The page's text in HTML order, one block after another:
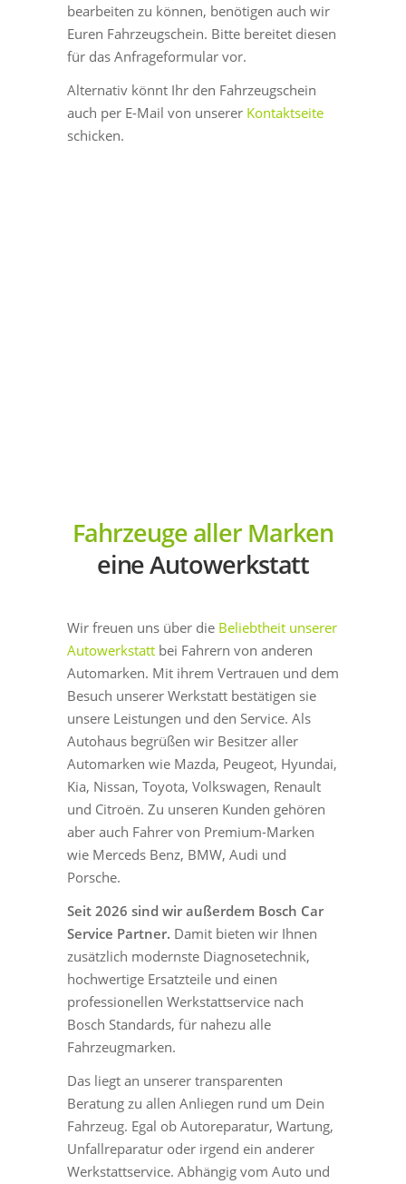
bearbeiten zu können, benötigen auch wir
Euren Fahrzeugschein. Bitte bereitet diesen
für das Anfrageformular vor.
Alternativ könnt Ihr den Fahrzeugschein
auch per E-Mail von unserer Kontaktseite
schicken.
Fahrzeuge aller Marken
eine Autowerkstatt
Wir freuen uns über die Beliebtheit unserer
Autowerkstatt bei Fahrern von anderen
Automarken. Mit ihrem Vertrauen und dem
Besuch unserer Werkstatt bestätigen sie
unsere Leistungen und den Service. Als
Autohaus begrüßen wir Besitzer aller
Automarken wie Mazda, Peugeot, Hyundai,
Kia, Nissan, Toyota, Volkswagen, Renault
und Citroën. Zu unseren Kunden gehören
aber auch Fahrer von Premium-Marken
wie Merceds Benz, BMW, Audi und
Porsche.
Seit 2026 sind wir außerdem Bosch Car
Service Partner. Damit bieten wir Ihnen
zusätzlich modernste Diagnosetechnik,
hochwertige Ersatzteile und einen
professionellen Werkstattservice nach
Bosch Standards, für nahezu alle
Fahrzeugmarken.
Das liegt an unserer transparenten
Beratung zu allen Anliegen rund um Dein
Fahrzeug. Egal ob Autoreparatur, Wartung,
Unfallreparatur oder irgend ein anderer
Werkstattservice. Abhängig vom Auto und